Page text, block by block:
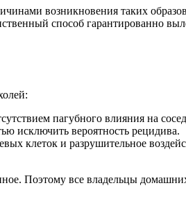
возникновения таких
способ гарантированно
пагубного влияния на
исключить вероятность рецидива.
клеток и разрушительное
Поэтому все владельцы